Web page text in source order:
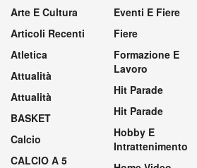
Arte E Cultura
Articoli Recenti
Atletica
Attualità
Attualità
BASKET
Calcio
CALCIO A 5
Eventi E Fiere
Fiere
Formazione E
Lavoro
Hit Parade
Hit Parade
Hobby E
Intrattenimento